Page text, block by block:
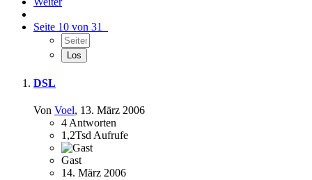
Seite 10 von 31
DSL
Von Voel, 13. März 2006
4 Antworten
1,2Tsd Aufrufe
Gast
14. März 2006